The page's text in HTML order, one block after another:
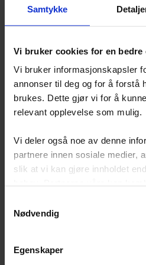
Samtykke
Vi bruker cookies for en bedre
Vi bruker informasjonskapsler
annonser til deg og for å forstå
brukes. Dette gjør vi for å
relevant opplevelse som mulig.
Vi deler også noe av denne
partnere innen sosiale medier,
slik at vi kan gjøre innholdet
dem, eller som de har samlet
Du har full kontroll over hvilke
Nødvendig
Egenskaper
Ulv!Ulv!
for NTNU
Vitenskapsmuseet
Teknologi Design Film
Les mer